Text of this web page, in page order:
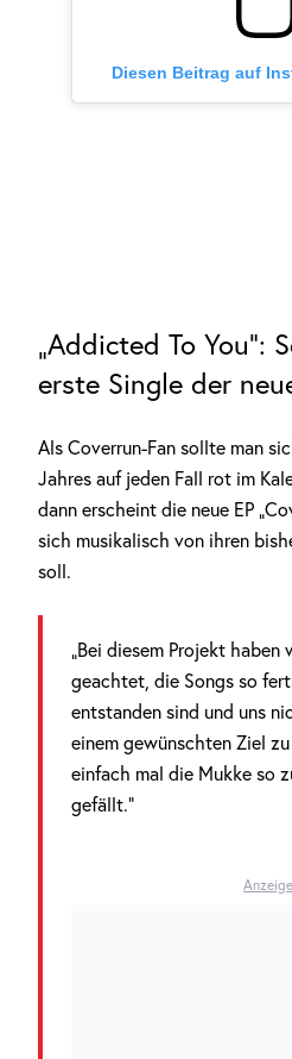
Diesen Beitrag auf
„Addicted To You“:
erste Single der
Als Coverrun-Fan sollte man
Jahres auf jeden Fall rot im
dann erscheint die neue EP
sich musikalisch von ihren
soll.
„Bei diesem Projekt
geachtet, die Songs so
entstanden sind und uns
einem gewünschten Ziel
einfach mal die Mukke so
gefällt.“
Anzeige